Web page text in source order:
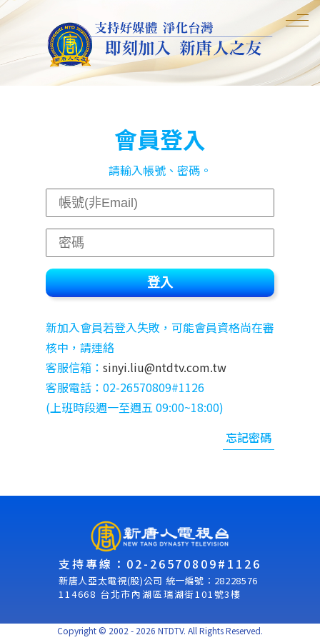
會員登入
請輸入帳號、密碼。
登入
新加入會員若登入失敗，可能會員資格尚在審
核中，請連絡
客服信箱： sinyi.liu@ntdtv.com.tw
客服電話：02-26570809#1126
(上班時段週⼀⾄週五 09:00~18:00)
忘記密碼
支持專線：02-26570809#1126
新唐人亞太電視(股)公司 統一編號：28228576
114668 台北市內湖區瑞湖街101號3樓
Copyright © 2002 - 2026 NTDTV. All Rights Reserved.